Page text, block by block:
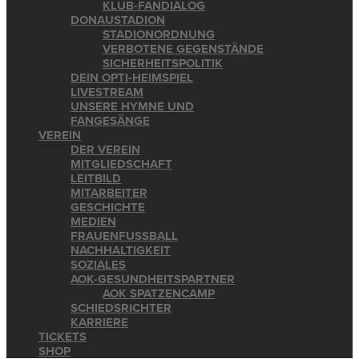
KLUB-FANDIALOG
DONAUSTADION
STADIONORDNUNG
VERBOTENE GEGENSTÄNDE
SICHERHEITSPOLITIK
DEIN OPTI-HEIMSPIEL
LIVESTREAM
UNSERE HYMNE UND
FANGESÄNGE
VEREIN
DER VEREIN
MITGLIEDSCHAFT
LEITBILD
MITARBEITER
GESCHICHTE
MEDIEN
FRAUENFUSSBALL
NACHHALTIGKEIT
SOZIALES
AOK-GESUNDHEITSPARTNER
AOK SPATZENCAMP
SCHIEDSRICHTER
KARRIERE
TICKETS
SHOP